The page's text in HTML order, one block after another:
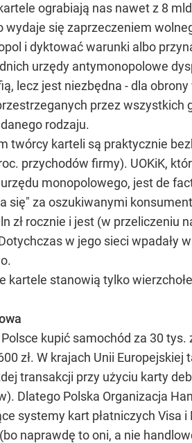
ograbiają nas nawet z 8
wydaje się zaprzeczeniem
i dyktować warunki albo
urzędy antymonopolowe
lecz jest niezbędna - dla
przez wszystkich
rodzaju.
twórcy karteli są praktycznie
przychodów firmy). UOKiK,
monopolowego, jest de
się" za oszukiwanymi
zł rocznie i jest (w
w jego sieci wpadały
kartele stanowią tylko
kupić samochód za 30
zł. W krajach Unii
transakcji przy użyciu karty
Dlatego Polska Organizacja
systemy kart płatniczych Visa
(bo naprawdę to oni, a nie